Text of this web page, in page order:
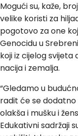
Mogući su, kaže,
velike koristi za
pogotovo za one
Genocidu u
koji iz cijelog svijeta
nacija i zemalja.
“Gledamo u
radit će se
olakša i mušku i
Edukativni sadržaji